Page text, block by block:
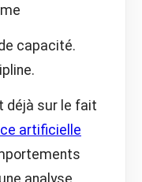
capacité.
déjà sur le fait
artificielle
analyse